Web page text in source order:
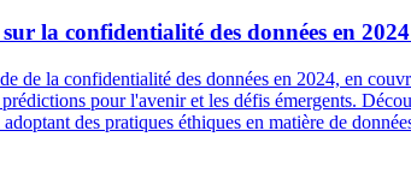
la confidentialité des données en
de la confidentialité des données en 2024, en
pour l'avenir et les défis émergents.
des pratiques éthiques en matière de